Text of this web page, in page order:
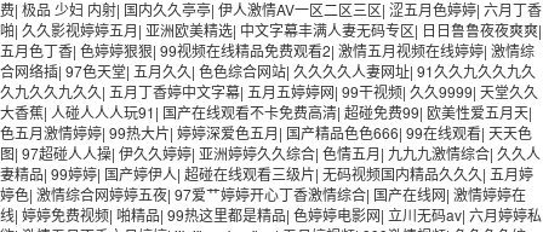
费| 极品 少妇 内射| 国内久久亭亭| 伊人激情AV一区二区三区| 涩五月色婷婷| 六月丁香
啪| 久久影视婷婷五月| 亚洲欧美精选| 中文字幕丰满人妻无码专区| 日日鲁鲁夜夜爽爽|
五月色丁香| 色婷婷狠狠| 99视频在线精品免费观看2| 激情五月视频在线婷婷| 激情综
合网络插| 97色天堂| 五月久久| 色色综合网站| 久久久久人妻网址| 91久久九久久九久
久九久久九久久| 五月丁香婷中文字幕| 五月五婷婷网| 99干视频| 久久9999| 天堂久久
大香蕉| 人碰人人人玩91| 国产在线观看不卡免费高清| 超碰免费99| 欧美性爱五月天|
色五月激情婷婷| 99热大片| 婷婷深爱色五月| 国产精品色色666| 99在线观看| 天天色
图| 97超碰人人操| 伊久久婷婷| 亚洲婷婷久久综合| 色情五月| 九九九激情综合| 久久人
妻精品| 99婷婷| 国产婷伊人| 超碰在线观看三级片| 无码视频国内精品久久久| 五月婷
婷色| 激情综合网婷婷五夜| 97爱艹婷婷开心丁香激情综合| 国产在线网| 激情婷婷在
线| 婷婷免费视频| 啪精品| 99热这里都是精品| 色婷婷电影网| 立川无码av| 六月婷婷私